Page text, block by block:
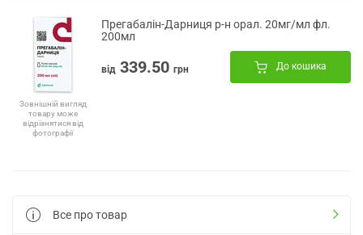
Зовнішній вигляд
товару може
відрізнятися від
фотографії
Прегабалін-Дарниця р-н орал. 20мг/мл фл.
200мл
від 339.50 грн До кошика
Все про товар